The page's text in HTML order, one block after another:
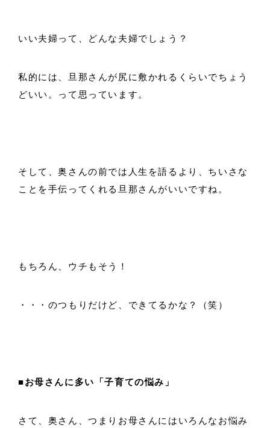
いい夫婦って、どんな夫婦でしょう？
私的には、旦那さんが尻に敷かれるくらいでちょう
どいい。って思っています。
そして、奥さんの前では人生を語るより、ちいさな
ことを手伝ってくれる旦那さんがいいですね。
もちろん、ウチもそう！
・・・のつもりだけど、できてるかな？（笑）
■お母さんに多い「子育ての悩み」
さて、奥さん、つまりお母さんにはいろんなお悩み